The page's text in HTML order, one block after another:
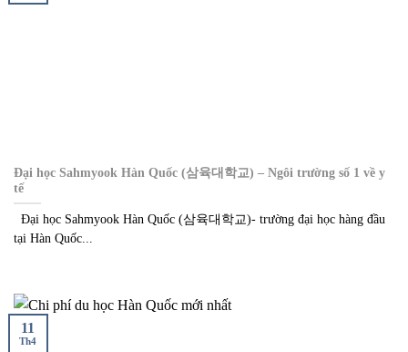
Đại học Sahmyook Hàn Quốc (삼육대학교) – Ngôi trường số 1 về y
tế
Đại học Sahmyook Hàn Quốc (삼육대학교)- trường đại học hàng đầu
tại Hàn Quốc...
11
Th4